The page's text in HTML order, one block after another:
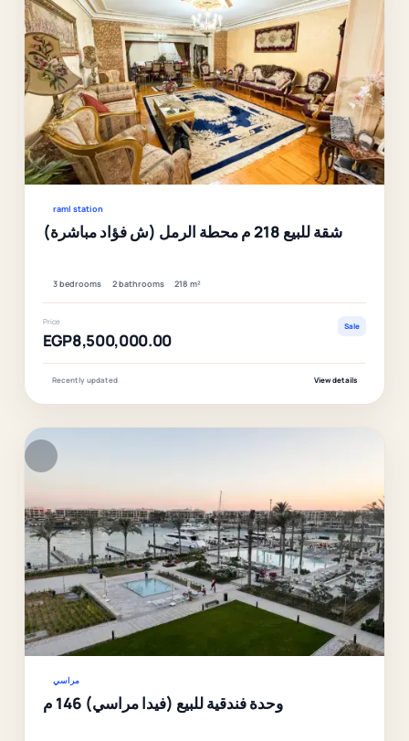
raml station
شقة للبيع 218 م محطة الرمل (ش فؤاد مباشرة)
3 bedrooms 2 bathrooms 218 m²
Price
EGP8,500,000.00
Sale
Recently updated View details
مراسي
وحدة فندقية للبيع (فيدا مراسي) 146 م